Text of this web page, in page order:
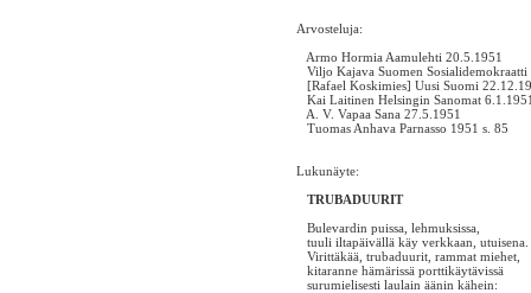
Arvosteluja:
Armo Hormia Aamulehti 20.5.1951
Viljo Kajava Suomen Sosialidemokraatti
[Rafael Koskimies] Uusi Suomi
Kai Laitinen Helsingin Sanomat
A. V. Vapaa Sana 27.5.1951
Tuomas Anhava Parnasso 1951 s. 85
Lukunäyte:
TRUBADUURIT
Bulevardin puissa, lehmuksissa,
tuuli iltapäivällä käy verkkaan, utuisena.
Virittäkää, trubaduurit, rammat miehet,
kitaranne hämärissä porttikäytävissä
surumielisesti laulain äänin kähein: